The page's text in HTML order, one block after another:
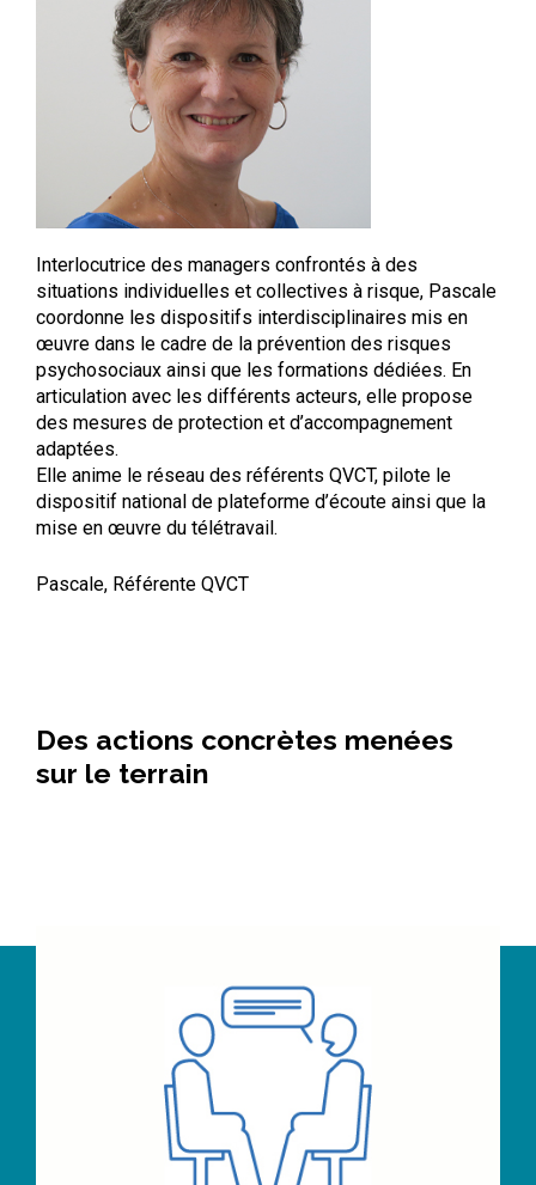
Interlocutrice des managers confrontés à des
situations individuelles et collectives à risque, Pascale
coordonne les dispositifs interdisciplinaires mis en
œuvre dans le cadre de la prévention des risques
psychosociaux ainsi que les formations dédiées. En
articulation avec les différents acteurs, elle propose
des mesures de protection et d’accompagnement
adaptées.
Elle anime le réseau des référents QVCT, pilote le
dispositif national de plateforme d’écoute ainsi que la
mise en œuvre du télétravail.
Pascale, Référente QVCT
Des actions concrètes menées
sur le terrain